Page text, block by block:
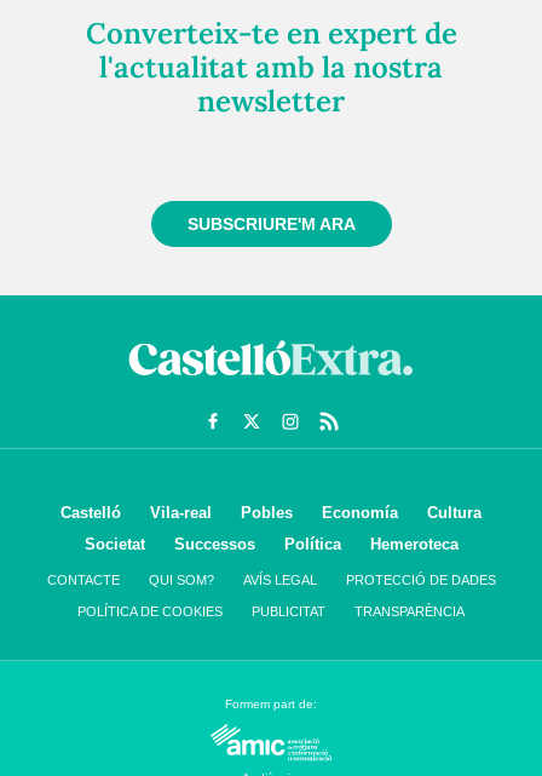
Converteix-te en expert de
l'actualitat amb la nostra
newsletter
SUBSCRIURE'M ARA
Castelló Vila-real Pobles Economía
Cultura
Societat
Successos Política Hemeroteca
CONTACTE QUI SOM? AVÍS LEGAL PROTECCIÓ DE DADES
POLÍTICA DE COOKIES PUBLICITAT TRANSPARÈNCIA
Formem part de: